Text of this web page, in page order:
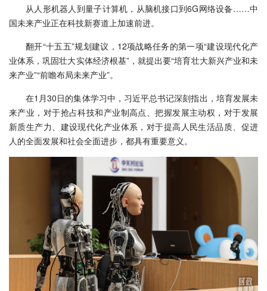
从人形机器人到量子计算机，从脑机接口到6G网络设备……中
国未来产业正在科技新赛道上加速前进。
翻开“十五五”规划建议，12项战略任务的第一项“建设现代化产
业体系，巩固壮大实体经济根基”，就提出要“培育壮大新兴产业和未
来产业”“前瞻布局未来产业”。
在1月30日的集体学习中，习近平总书记深刻指出，培育发展未
来产业，对于抢占科技和产业制高点、把握发展主动权，对于发展
新质生产力、建设现代化产业体系，对于提高人民生活品质、促进
人的全面发展和社会全面进步，都具有重要意义。